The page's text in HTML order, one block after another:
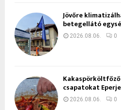
Jövőre
betegellátó
2026.08.06. 0
csapatokat
2026.08.06. 0